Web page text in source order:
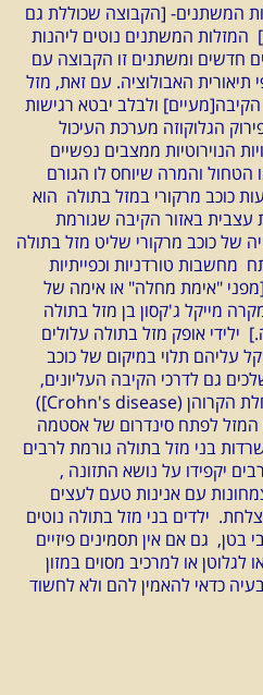
המשתנים- [הקבוצה שכוללת גם
המזלות המשתנים נוטים ליהנות
חדשים ומשתנים זו הקבוצה עם
האבולוציה. עם זאת, מזל
ולבלב יבטא רגישות
הגלוקוזה מערכת העיכול
הנוירוטיות ממצבים נפשיים
הטחול והמרה שיוחס לו הגורם
כוכב מרקורי במזל בתולה הוא
עצבית באזור הקיבה שגורמת
של כוכב מרקורי שליט מזל בתולה
מחשבות טורדניות וכפייתיות
"אימת מחלה" או אימה של
מייקל ג'קסון בן מזל בתולה
ילידי אופק מזל בתולה עלולים
עליהם תלוי במיקום של כוכב
גם לדרכי הקיבה העליונים,
הנשימה ומחלות מעיים כמו מחלת הקרוהן (Crohn's disease])
המזל לפתח סינדרום של אסטמה
בני מזל בתולה גורמת לרבים
יקפידו על נושא התזונה ,
עם אנינות טעם לעצים
ילדים בני מזל בתולה נוטים
בטן, גם אם אין תסמינים פיזיים
או למרכיב מסוים במזון
כדאי להאמין להם ולא לחשוד